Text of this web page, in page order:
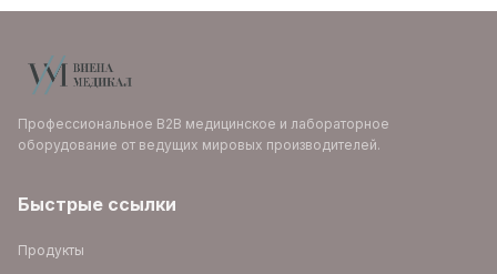
Профессиональное B2B медицинское и лабораторное
оборудование от ведущих мировых производителей.
Быстрые ссылки
Продукты